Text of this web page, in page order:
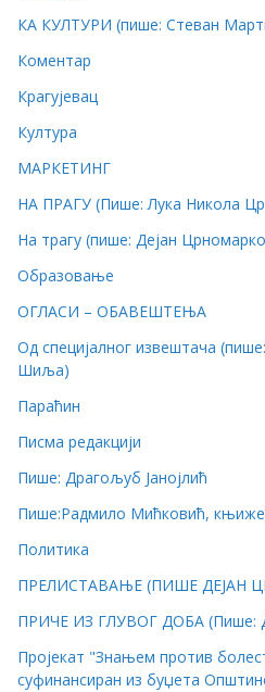
КА КУЛТУРИ (пише: Стеван
Коментар
Крагујевац
Култура
МАРКЕТИНГ
НА ПРАГУ (Пише: Лука Никола
На трагу (пише: Дејан
Образовање
ОГЛАСИ – ОБАВЕШТЕЊА
Од специјалног извештача
Шиља)
Параћин
Писма редакцији
Пише: Драгољуб Јанојлић
Пише:Радмило Мићковић,
Политика
ПРЕЛИСТАВАЊЕ (ПИШЕ ДЕЈАН
ПРИЧЕ ИЗ ГЛУВОГ ДОБА (Пише:
Пројекат "Знањем против
суфинансиран из буџета